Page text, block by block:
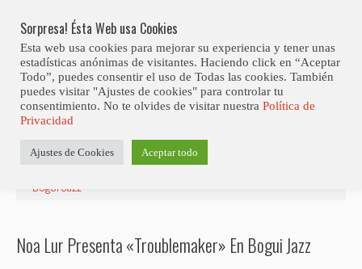
content
Club Contest.
Noa Lur presenta «Troublemaker» en
Bogui Jazz
Noa Lur Presenta «Troublemaker» En Bogui Jazz
Sorpresa! Ésta Web usa Cookies
Esta web usa cookies para mejorar su experiencia y tener unas
estadísticas anónimas de visitantes. Haciendo click en “Aceptar
Todo”, puedes consentir el uso de Todas las cookies. También
puedes visitar "Ajustes de cookies" para controlar tu
consentimiento. No te olvides de visitar nuestra Política de
Privacidad
Ajustes de Cookies Aceptar todo